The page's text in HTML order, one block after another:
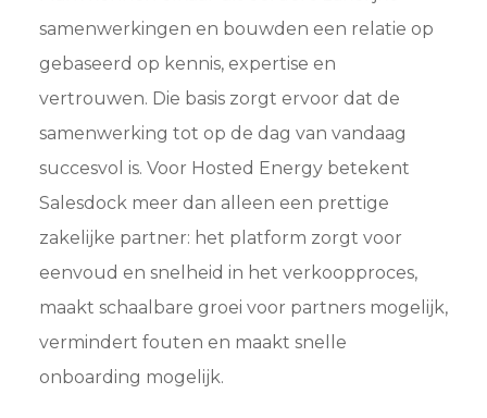
samenwerkingen en bouwden een relatie op
gebaseerd op kennis, expertise en
vertrouwen. Die basis zorgt ervoor dat de
samenwerking tot op de dag van vandaag
succesvol is. Voor Hosted Energy betekent
Salesdock meer dan alleen een prettige
zakelijke partner: het platform zorgt voor
eenvoud en snelheid in het verkoopproces,
maakt schaalbare groei voor partners mogelijk,
vermindert fouten en maakt snelle
onboarding mogelijk.